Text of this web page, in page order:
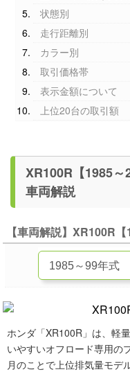
状態別
走行距離別
カラー別
取引価格帯
表示金額について
上位20台の取引額
XR100R【1985～2003年】 買
車両解説
【車両解説】XR100R
ホンダ「XR100R」は、軽
いやすいオフロード専用の
月のことで上位排気量モデ